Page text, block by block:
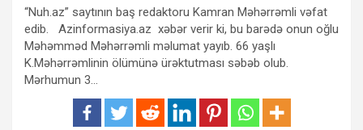
“Nuh.az” saytının baş redaktoru Kamran Məhərrəmli vəfat
edib. Azinformasiya.az xəbər verir ki, bu barədə onun oğlu
Məhəmməd Məhərrəmli məlumat yayıb. 66 yaşlı
K.Məhərrəmlinin ölümünə ürəktutması səbəb olub.
Mərhumun 3…